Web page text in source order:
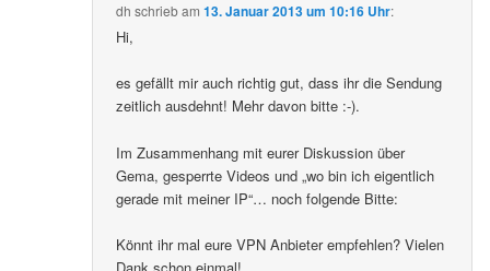
dh schriebam13. Januar 2013 um 10:16 Uhr:
Hi,
es gefällt mir auch richtig gut, dass ihr die Sendung
zeitlich ausdehnt! Mehr davon bitte :-).
Im Zusammenhang mit eurer Diskussion über
Gema, gesperrte Videos und „wo bin ich eigentlich
gerade mit meiner IP“… noch folgende Bitte:
Könnt ihr mal eure VPN Anbieter empfehlen? Vielen
Dank schon einmal!